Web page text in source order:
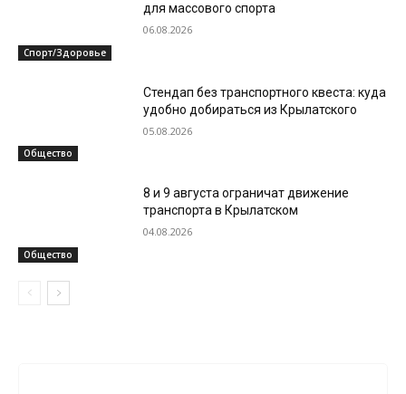
Спорт/Здоровье
для массового спорта
06.08.2026
Общество
Стендап без транспортного квеста: куда
удобно добираться из Крылатского
05.08.2026
Общество
8 и 9 августа ограничат движение
транспорта в Крылатском
04.08.2026